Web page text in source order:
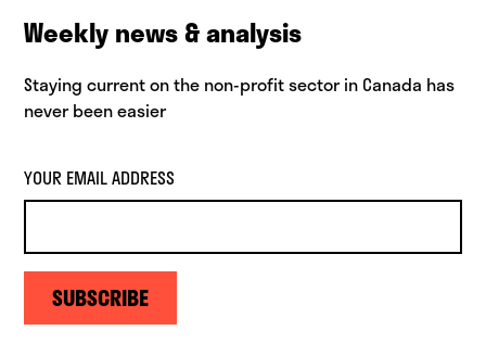
Weekly news & analysis
Staying current on the non-profit sector in Canada has
never been easier
YOUR EMAIL ADDRESS
SUBSCRIBE